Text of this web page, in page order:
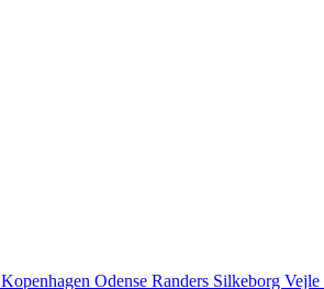
Kopenhagen Odense Randers Silkeborg Vejle